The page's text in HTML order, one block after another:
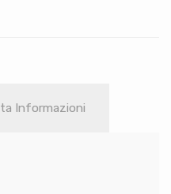
Informazioni